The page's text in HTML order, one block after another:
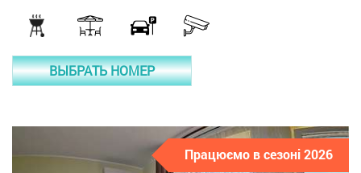
ВЫБРАТЬ НОМЕР
Працюємо в сезоні 2026